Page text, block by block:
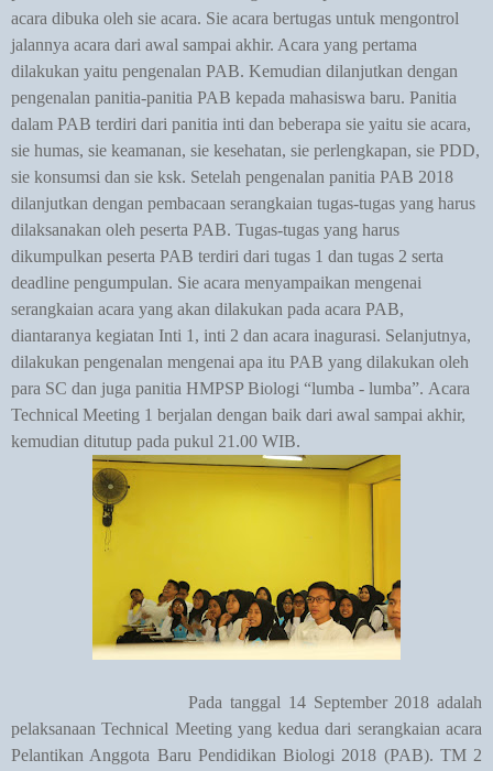
acara dibuka oleh sie acara. Sie acara bertugas untuk mengontrol
jalannya acara dari awal sampai akhir. Acara yang pertama
dilakukan yaitu pengenalan PAB. Kemudian dilanjutkan dengan
pengenalan panitia-panitia PAB kepada mahasiswa baru. Panitia
dalam PAB terdiri dari panitia inti dan beberapa sie yaitu sie acara,
sie humas, sie keamanan, sie kesehatan, sie perlengkapan, sie PDD,
sie konsumsi dan sie ksk. Setelah pengenalan panitia PAB 2018
dilanjutkan dengan pembacaan serangkaian tugas-tugas yang harus
dilaksanakan oleh peserta PAB. Tugas-tugas yang harus
dikumpulkan peserta PAB terdiri dari tugas 1 dan tugas 2 serta
deadline pengumpulan. Sie acara menyampaikan mengenai
serangkaian acara yang akan dilakukan pada acara PAB,
diantaranya kegiatan Inti 1, inti 2 dan acara inagurasi. Selanjutnya,
dilakukan pengenalan mengenai apa itu PAB yang dilakukan oleh
para SC dan juga panitia HMPSP Biologi “lumba - lumba”. Acara
Technical Meeting 1 berjalan dengan baik dari awal sampai akhir,
kemudian ditutup pada pukul 21.00 WIB.
Pada tanggal 14 September 2018 adalah
pelaksanaan Technical Meeting yang kedua dari serangkaian acara
Pelantikan Anggota Baru Pendidikan Biologi 2018 (PAB). TM 2